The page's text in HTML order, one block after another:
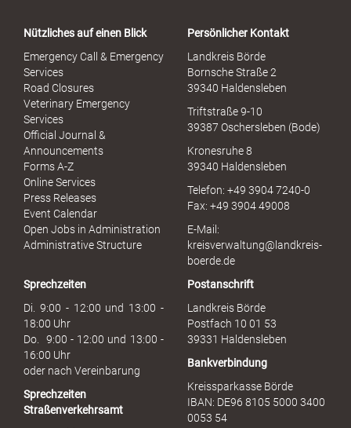
u
h
Nützliches auf einen Blick
Emergency Call & Emergency
Services
Road Closures
Veterinary Emergency
Services
Official Journal &
Announcements
Forms A-Z
Online Services
Press Releases
Event Calendar
Open Jobs in Administration
Administrative Structure
Persönlicher Kontakt
Landkreis Börde
Bornsche Straße 2
39340 Haldensleben
Triftstraße 9-10
39387 Oschersleben (Bode)
Kronesruhe 8
39340 Haldensleben
Telefon: +49 3904 7240-0
Fax: +49 3904 49008
E-Mail:
kreisverwaltung@landkreis-
boerde.de
Sprechzeiten
Di. 9:00 - 12:00 und 13:00 -
18:00 Uhr
Do. 9:00 - 12:00 und 13:00 -
16:00 Uhr
oder nach Vereinbarung
Sprechzeiten
Straßenverkehrsamt
Postanschrift
Landkreis Börde
Postfach 10 01 53
39331 Haldensleben
Bankverbindung
Kreissparkasse Börde
IBAN: DE96 8105 5000 3400
0053 54